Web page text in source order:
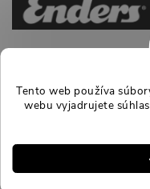
Tento web používa
webu vyjadrujete